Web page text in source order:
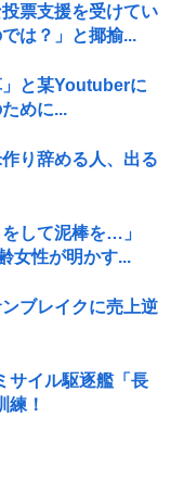
票支援を受けてい
は？」と揶揄...
」と某Youtuberに
めに...
り辞める人、出る
して泥棒を…」
女性が明かす...
ブレイクに売上逆
サイル駆逐艦「長
練！